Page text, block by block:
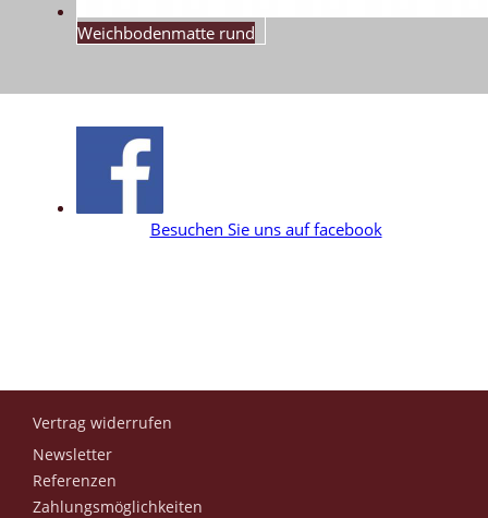
Weichbodenmatte rund
Besuchen Sie uns auf facebook
Vertrag widerrufen
Newsletter
Referenzen
Zahlungsmöglichkeiten